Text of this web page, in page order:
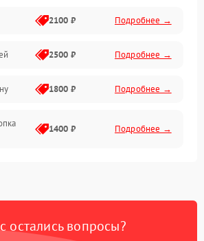
и паром
2100 ₽ Подробнее →
2500 ₽ Подробнее →
1800 ₽ Подробнее →
1400 ₽ Подробнее →
1500 ₽ Подробнее →
остались вопросы?